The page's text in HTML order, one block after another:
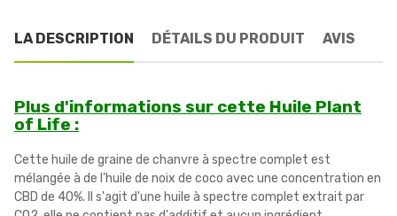
LA DESCRIPTION DÉTAILS DU PRODUIT AVIS
Plus d'informations sur cette Huile Plant
of Life :
Cette huile de graine de chanvre à spectre complet est
mélangée à de l’huile de noix de coco avec une concentration en
CBD de 40%. Il s'agit d'une huile à spectre complet extrait par